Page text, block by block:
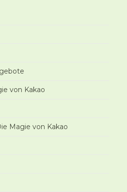
von Kakao
Magie von Kakao